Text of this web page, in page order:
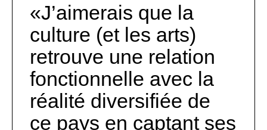
J’aimerais que la
culture (et les arts)
retrouve une relation
fonctionnelle avec la
réalité diversifiée de
ce pays en captant ses